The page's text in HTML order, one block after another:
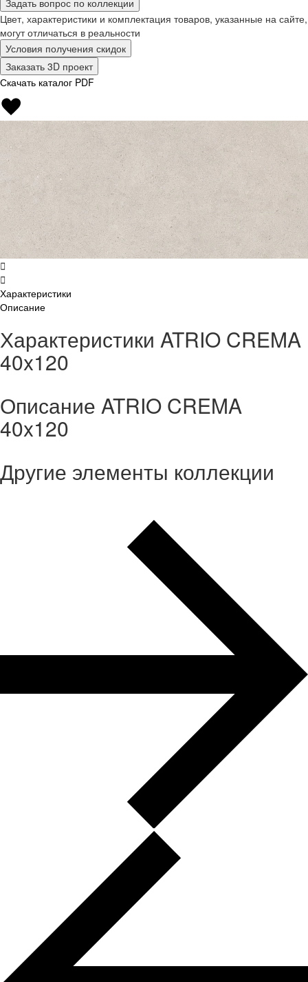
Задать вопрос по коллекции
Цвет, характеристики и комплектация товаров, указанные на сайте,
могут отличаться в реальности
Условия получения скидок
Заказать 3D проект
Скачать каталог PDF
Характеристики
Описание
Характеристики ATRIO CREMA
40x120
Описание ATRIO CREMA
40x120
Другие элементы коллекции